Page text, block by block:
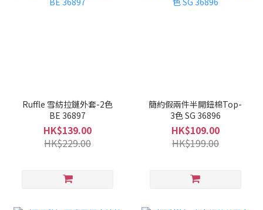
Ruffle 雪紡拉鏈外套-2色
BE 36897
HK$139.00
HK$229.00
簡約假兩件半開鈕棉Top-
3色 SG 36896
HK$109.00
HK$199.00